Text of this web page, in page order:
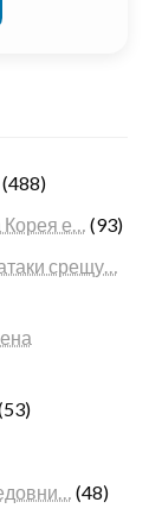
(488)
Корея е… (93)
срещу…
(48)